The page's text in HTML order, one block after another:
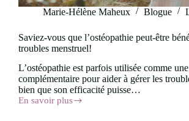
Marie-Hélène Maheux Blogue
Saviez-vous que l’ostéopathie peut-être
troubles menstruel!
L’ostéopathie est parfois utilisée comme
complémentaire pour aider à gérer les
bien que son efficacité puisse…
En savoir plus
Saviez-